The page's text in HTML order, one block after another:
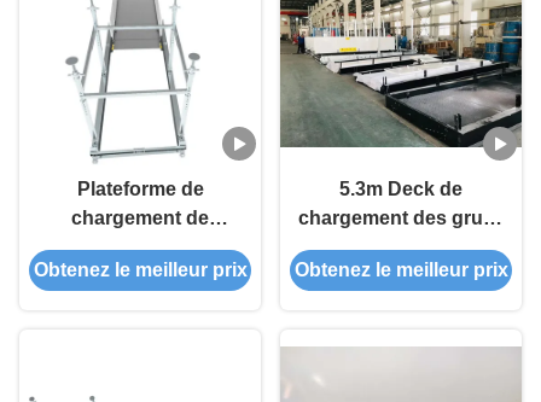
Plateforme de
chargement de
matériaux rétractable de
260 cm avec système
Obtenez le meilleur prix
5.3m Deck de
chargement des grues
extérieures Plateforme
de chargement des
Obtenez le meilleur prix